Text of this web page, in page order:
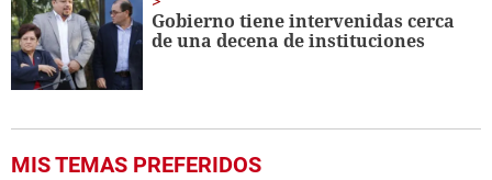
Gobierno tiene intervenidas cerca
de una decena de instituciones
MIS TEMAS PREFERIDOS